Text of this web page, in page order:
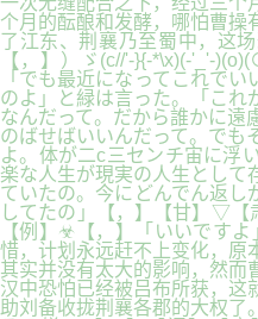
个月的酝酿和发酵，哪怕曹操
了江东、荆襄乃至蜀中，这
【，】）ゞ(c//'-}{-*\x)(-'_'-
「でも最近になってこれで
のよ」と緑は言った。「これ
なんだって。だから誰かに遠
のばせばいいんだって。でも
よ。体が二c三センチ宙に浮
楽な人生が現実の人生として
ていたの。今にどんでん返し
してたの」【，】【甘】▽
【例】☣【，】「いいで
惜，计划永远赶不上变化，原
其实并没有太大的影响，然而
汉中恐怕已经被吕布所获，这
助刘备收拢荆襄各郡的大权